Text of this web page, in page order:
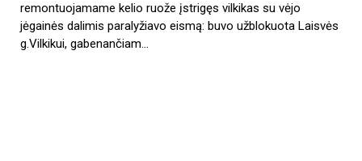
remontuojamame kelio ruože įstrigęs vilkikas su vėjo
jėgainės dalimis paralyžiavo eismą: buvo užblokuota Laisvės
g.Vilkikui, gabenančiam…